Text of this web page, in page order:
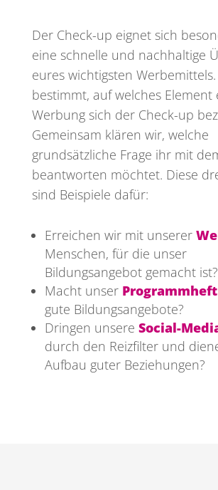
Der Check-up eignet sich
eine schnelle und nachhaltige
eures wichtigsten
bestimmt, auf welches Element
Werbung sich der Check-up
Gemeinsam klären wir, welche
grundsätzliche Frage ihr mit
beantworten möchtet. Diese
sind Beispiele dafür:
Erreichen wir mit unserer
Menschen, für die unser
Bildungsangebot gemacht ist?
Macht unser Programmheft
gute Bildungsangebote?
Dringen unsere Social-
durch den Reizfilter und
Aufbau guter Beziehungen?